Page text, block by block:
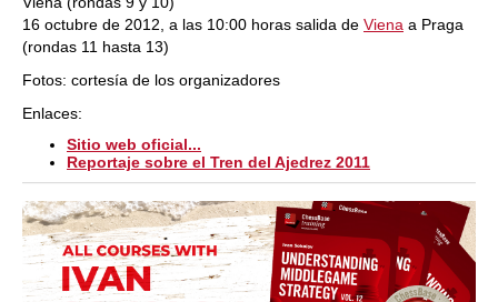
16 octubre de 2012, a las 10:00 horas salida de Viena a Praga
(rondas 11 hasta 13)
Fotos: cortesía de los organizadores
Enlaces:
Sitio web oficial...
Reportaje sobre el Tren del Ajedrez 2011